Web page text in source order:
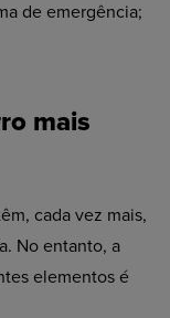
de emergência;
mais
cada vez mais,
No entanto, a
elementos é